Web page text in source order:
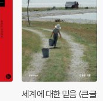
세계에 대한 믿음 (큰글